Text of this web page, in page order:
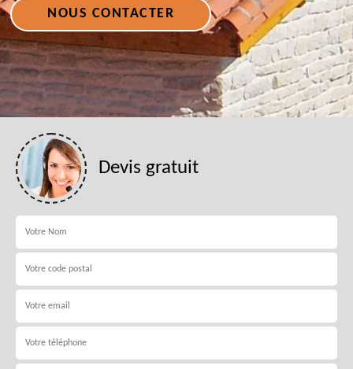
NOUS CONTACTER
Devis gratuit